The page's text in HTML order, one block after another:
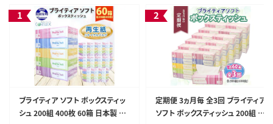
ブライティア ソフト ボックスティッ
シュ 200組 400枚 60箱 日本製 ま
定期便 3ヵ月毎 全3回 ブライティア
ソフト ボックスティッシュ 200組 4